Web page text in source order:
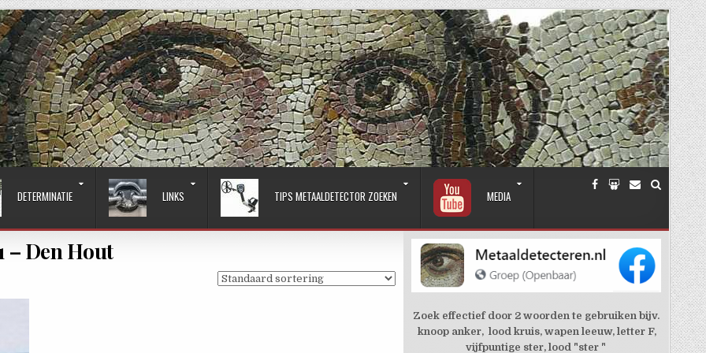
DETERMINATIE LINKS TIPS METAALDETECTOR ZOEKEN MEDIA
– Den Hout
Zoek effectief door 2 woorden te gebruiken bijv.
knoop anker, lood kruis, wapen leeuw, letter F,
vijfpuntige ster, lood "ster "